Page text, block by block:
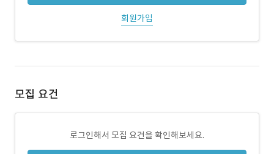
회원가입
모집 요건
로그인해서 모집 요건을 확인해보세요.